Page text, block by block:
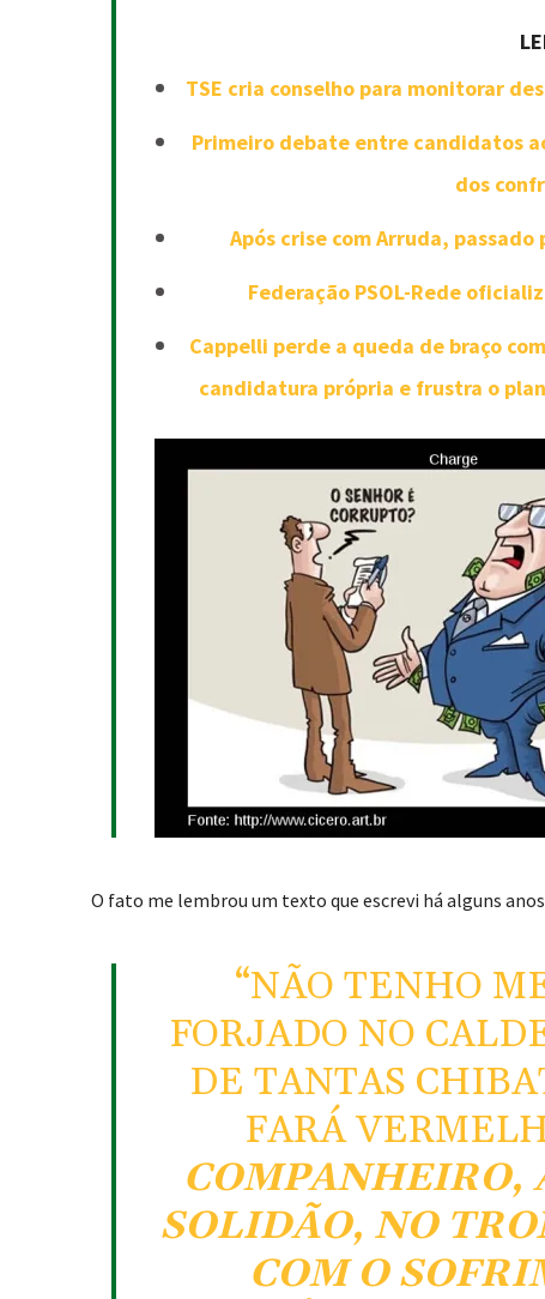
TSE cria conselho para monitorar
Primeiro debate entre candidatos
dos
Após crise com Arruda,
Federação PSOL-Rede
Cappelli perde a queda de braço
candidatura própria e frustra o
O fato me lembrou um texto que escrevi há alguns
“NÃO TENHO
FORJADO NO
DE TANTAS
FARÁ
COMPANHEIRO,
SOLIDÃO, NO
COM O